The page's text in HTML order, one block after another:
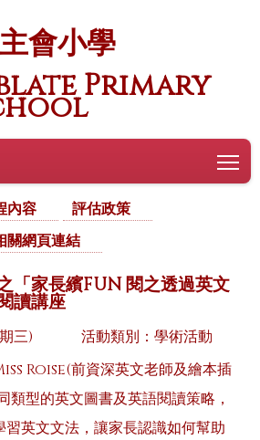
會小學
Primary
內容
評估政策
關網頁連結
「家長繽FUN 閱之透過英文
讀講座
三)
活動類別：學術活動
Roise(前資深英文老師及繪本插
類型的英文圖書及英語閱讀策略，
英文文法，讓家長認識如何幫助